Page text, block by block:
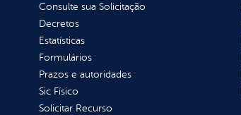
Consulte sua Solicitação
Decretos
Estatísticas
Formulários
Prazos e autoridades
Sic Físico
Solicitar Recurso